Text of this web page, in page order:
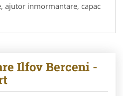
ajutor inmormantare, capac
Ilfov Berceni -